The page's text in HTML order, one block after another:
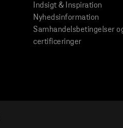
Indsigt & Inspiration
Nyhedsinformation
Samhandelsbetingelser
certificeringer